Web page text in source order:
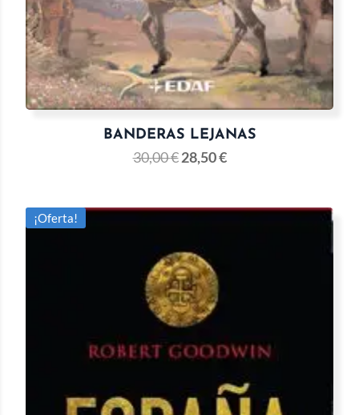
BANDERAS LEJANAS
30,00€ 28,50€
¡Oferta!